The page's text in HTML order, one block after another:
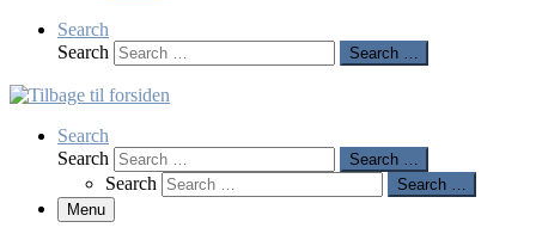
Search
Search
Search …
Search
Search
Search …
Search
Search …
Menu